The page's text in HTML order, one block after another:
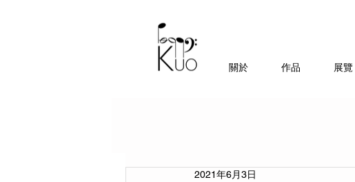
關於 作品 展覽
2021年6月3日